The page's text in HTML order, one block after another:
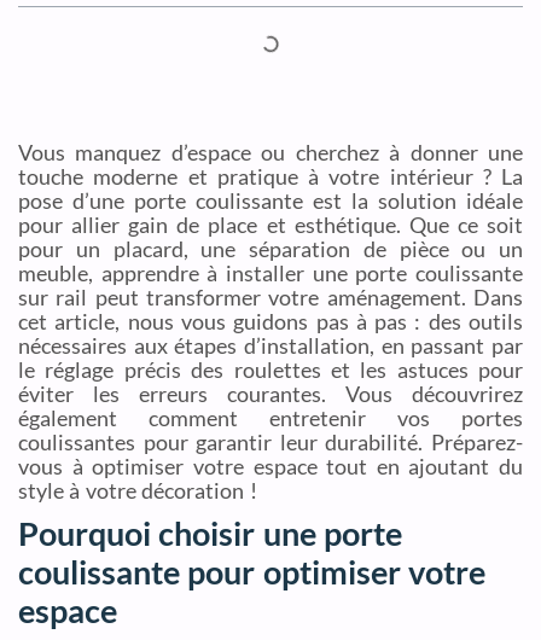
Vous manquez d’espace ou cherchez à donner une
touche moderne et pratique à votre intérieur ? La
pose d’une porte coulissante est la solution idéale
pour allier gain de place et esthétique. Que ce soit
pour un placard, une séparation de pièce ou un
meuble, apprendre à installer une porte coulissante
sur rail peut transformer votre aménagement. Dans
cet article, nous vous guidons pas à pas : des outils
nécessaires aux étapes d’installation, en passant par
le réglage précis des roulettes et les astuces pour
éviter les erreurs courantes. Vous découvrirez
également comment entretenir vos portes
coulissantes pour garantir leur durabilité. Préparez-
vous à optimiser votre espace tout en ajoutant du
style à votre décoration !
Pourquoi choisir une porte
coulissante pour optimiser votre
espace